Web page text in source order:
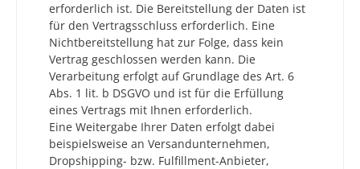
erforderlich ist. Die Bereitstellung der Daten ist
für den Vertragsschluss erforderlich. Eine
Nichtbereitstellung hat zur Folge, dass kein
Vertrag geschlossen werden kann. Die
Verarbeitung erfolgt auf Grundlage des Art. 6
Abs. 1 lit. b DSGVO und ist für die Erfüllung
eines Vertrags mit Ihnen erforderlich.
Eine Weitergabe Ihrer Daten erfolgt dabei
beispielsweise an Versandunternehmen,
Dropshipping- bzw. Fulfillment-Anbieter,